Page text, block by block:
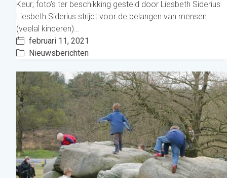
Keur; foto’s ter beschikking gesteld door Liesbeth Siderius
Liesbeth Siderius strijdt voor de belangen van mensen
(veelal kinderen)…
februari 11, 2021
Nieuwsberichten